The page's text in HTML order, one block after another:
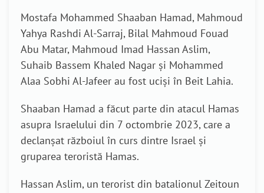
Mostafa Mohammed Shaaban Hamad, Mahmoud
Yahya Rashdi Al-Sarraj, Bilal Mahmoud Fouad
Abu Matar, Mahmoud Imad Hassan Aslim,
Suhaib Bassem Khaled Nagar și Mohammed
Alaa Sobhi Al-Jafeer au fost uciși în Beit Lahia.
Shaaban Hamad a făcut parte din atacul Hamas
asupra Israelului din 7 octombrie 2023, care a
declanșat războiul în curs dintre Israel și
gruparea teroristă Hamas.
Hassan Aslim, un terorist din batalionul Zeitoun